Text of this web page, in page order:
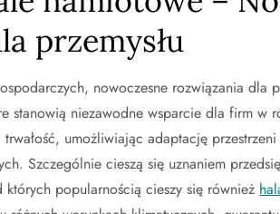
przemysłu
nowoczesne rozwiązania dla
stanowią niezawodne wsparcie dla firm w
umożliwiając adaptację
Szczególnie cieszą się uznaniem
popularnością cieszy się również